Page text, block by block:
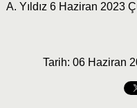
A. Yıldız 6 Haziran 2023
Tarih: 06 Haziran